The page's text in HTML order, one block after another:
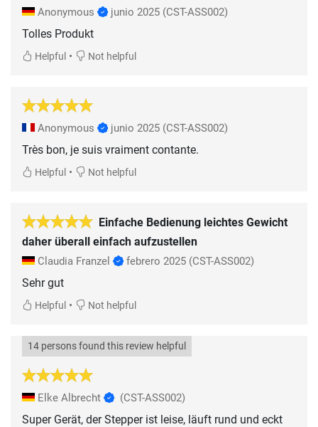
Anonymous junio 2025 (CST-ASS002)
Tolles Produkt
Helpful • Not helpful
Anonymous junio 2025 (CST-ASS002)
Très bon, je suis vraiment contante.
Helpful • Not helpful
Einfache Bedienung leichtes Gewicht
daher überall einfach aufzustellen
Claudia Franzel febrero 2025 (CST-ASS002)
Sehr gut
Helpful • Not helpful
14 persons found this review helpful
Elke Albrecht (CST-ASS002)
Super Gerät, der Stepper ist leise, läuft rund und eckt